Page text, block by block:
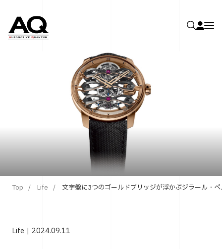
Top Life 文字盤に3つのゴールドブリッジが浮かぶジラール・
Life 2024.09.11